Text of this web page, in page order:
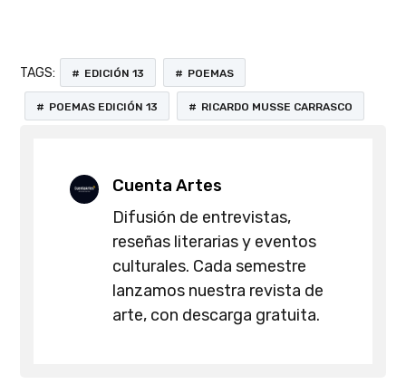
TAGS: EDICIÓN 13 POEMAS
POEMAS EDICIÓN 13 RICARDO MUSSE CARRASCO
Cuenta Artes
Difusión de entrevistas,
reseñas literarias y eventos
culturales. Cada semestre
lanzamos nuestra revista de
arte, con descarga gratuita.